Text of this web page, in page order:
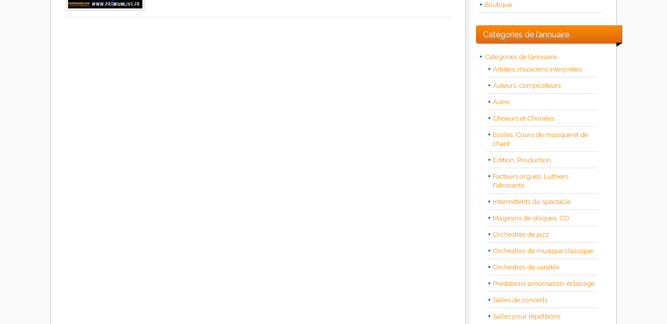
Boutique
Catégories de l’annuaire
Categories de l’annuaire
Artistes, musiciens interprètes
Auteurs, compositeurs
Autre
Choeurs et Chorales
Ecoles, Cours de musique et de
chant
Edition, Production
Facteurs orgues, Luthiers,
Fabricants
Intermittents du spectacle
Magasins de disques, CD
Orchestres de jazz
Orchestres de musique classique
Orchestres de variétés
Prestations sonorisation, éclairage
Salles de concerts
Salles pour répétitions